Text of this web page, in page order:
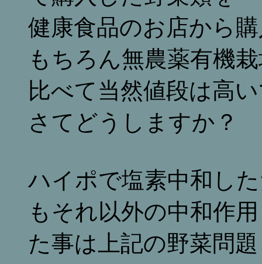
健康食品のお店から
もちろん無農薬有機
比べて当然値段は高
さてどうしますか？
ハイポで塩素中和し
もそれ以外の中和作
た事は上記の野菜問